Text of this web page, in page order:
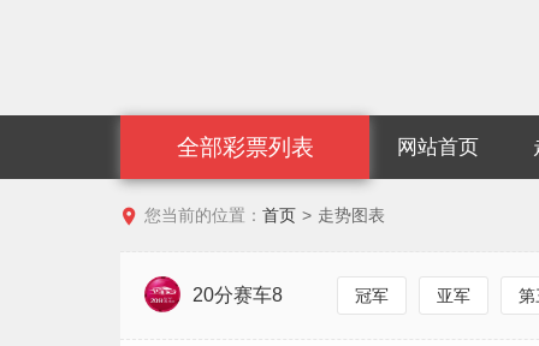
全部彩票列表 网站首页
 您当前的位置： 首页 > 走势图表
20分赛车8 冠军 亚军 第